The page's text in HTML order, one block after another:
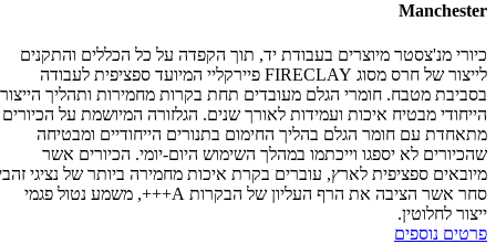
Manchester
כיורי מנ'צסטר מיוצרים בעבודת יד, תוך הקפדה על כל הכללים והתקנים
לייצור של חרס מסוג FIRECLAY פיירקליי המיועד ספציפית לעבודה
בסביבת מטבח. חומרי הגלם מעובדים תחת בקרות מחמירות ותהליך הייצור
הייחודי מבטיח איכות ועמידות לאורך שנים. הגלזורה המיושמת על הכיורים
מתאחדת עם חומר הגלם בהליך החימום בתנורים הייחודיים ומבטיחה
שהכיורים לא יספגו וייכתמו במהלך השימוש היום-יומי. הכיורים אשר
מיובאים ספציפית לארץ, עוברים בקרת איכות מחמירה ביותר של נציגי זהבי
סחר אשר הציבה את הרף העליון של הבקרות A+++, משמע נטול פגמי
ייצור לחלוטין.
פרטים נוספים